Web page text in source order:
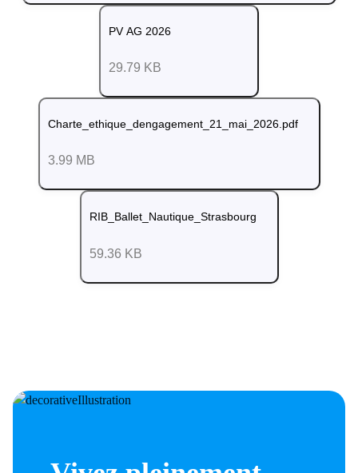
PV AG 2026
29.79 KB
Charte_ethique_dengagement_21_mai_2026.pdf
3.99 MB
RIB_Ballet_Nautique_Strasbourg
59.36 KB